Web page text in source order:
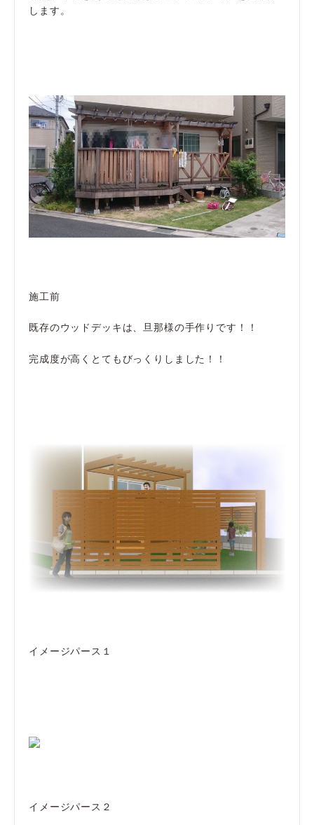
します。
施工前
既存のウッドデッキは、旦那様の手作りです！！
完成度が高くとてもびっくりしました！！
イメージパース１
イメージパース２